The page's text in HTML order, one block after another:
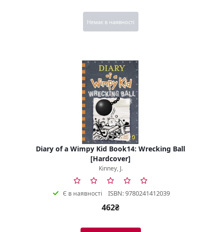
Немає в наявності
Diary of a Wimpy Kid Book14: Wrecking Ball
[Hardcover]
Kinney, J.
Є в наявності ISBN: 9780241412039
462₴